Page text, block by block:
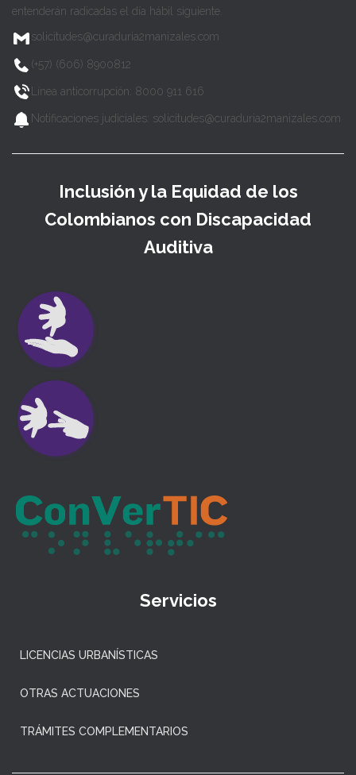
entenderán radicadas el día hábil siguiente.
solicitudes@curaduria2manizales.com
(+57) (606) 8900812
Línea anticorrupción: 8000 911 616
Notificaciones judiciales: solicitudes@curaduria2manizales.com
Inclusión y la Equidad de los
Colombianos con Discapacidad
Auditiva
Servicios
LICENCIAS URBANÍSTICAS
OTRAS ACTUACIONES
TRÁMITES COMPLEMENTARIOS